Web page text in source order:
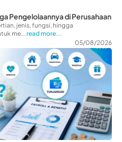
Pengelolaannya di Perusahaan
jenis, fungsi, hingga
me... read more...
05/08/2026